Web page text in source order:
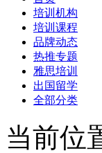
培训机构
培训课程
品牌动态
热推专题
雅思培训
出国留学
全部分类
当前位